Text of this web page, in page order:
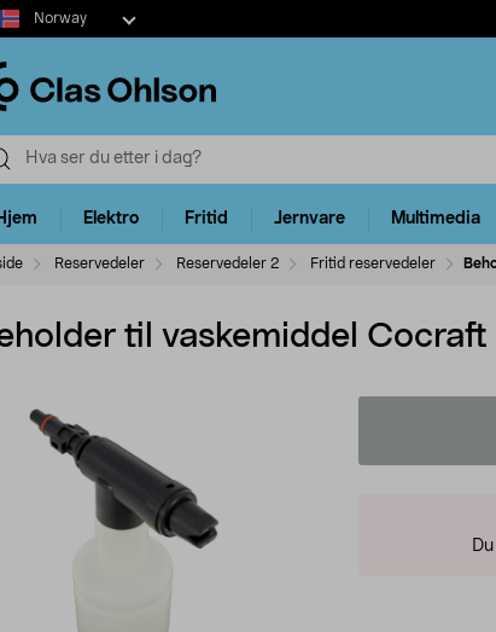
Norway
Elektro Fritid Jernvare Multimedia
Reservedeler Reservedeler 2 Fritid reservedeler
til vaskemiddel Cocraft